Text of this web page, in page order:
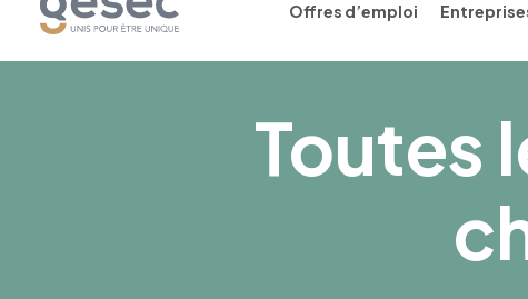
Offres d’emploi
Toutes